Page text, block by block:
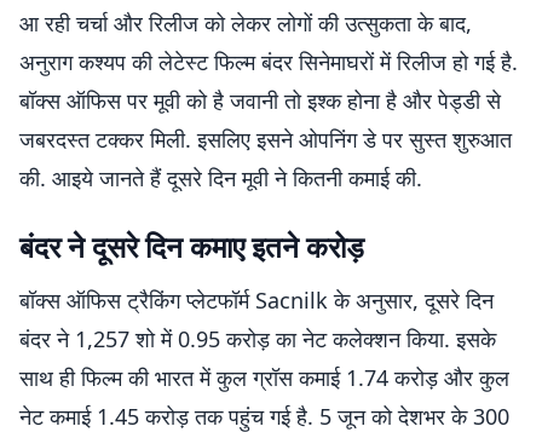
आ रही चर्चा और रिलीज को लेकर लोगों की उत्सुकता के बाद,
अनुराग कश्यप की लेटेस्ट फिल्म बंदर सिनेमाघरों में रिलीज हो गई है.
बॉक्स ऑफिस पर मूवी को है जवानी तो इश्क होना है और पेड्डी से
जबरदस्त टक्कर मिली. इसलिए इसने ओपनिंग डे पर सुस्त शुरुआत
की. आइये जानते हैं दूसरे दिन मूवी ने कितनी कमाई की.
बंदर ने दूसरे दिन कमाए इतने करोड़
बॉक्स ऑफिस ट्रैकिंग प्लेटफॉर्म Sacnilk के अनुसार, दूसरे दिन
बंदर ने 1,257 शो में 0.95 करोड़ का नेट कलेक्शन किया. इसके
साथ ही फिल्म की भारत में कुल ग्रॉस कमाई 1.74 करोड़ और कुल
नेट कमाई 1.45 करोड़ तक पहुंच गई है. 5 जून को देशभर के 300